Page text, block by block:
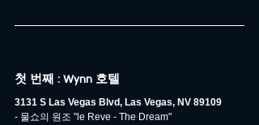
첫 번째 : Wynn 호텔
3131 S Las Vegas Blvd, Las Vegas, NV 89109
- 물쇼의 원조 "le Reve - The Dream"